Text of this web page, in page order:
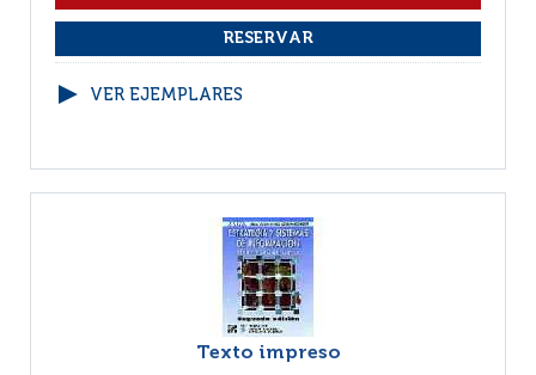
VER EJEMPLARES
Texto impreso